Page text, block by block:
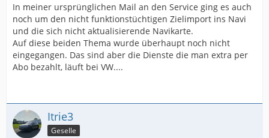
In meiner ursprünglichen Mail an den Service ging es auch
noch um den nicht funktionstüchtigen Zielimport ins Navi
und die sich nicht aktualisierende Navikarte.
Auf diese beiden Thema wurde überhaupt noch nicht
eingegangen. Das sind aber die Dienste die man extra per
Abo bezahlt, läuft bei VW....
Itrie3
Geselle